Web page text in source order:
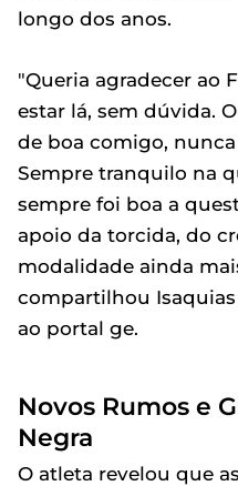
longo dos anos.
"Queria agradecer ao
estar lá, sem dúvida.
de boa comigo,
Sempre tranquilo na
sempre foi boa a
apoio da torcida, do
modalidade ainda
compartilhou
ao portal ge.
Novos Rumos e
Negra
O atleta revelou que